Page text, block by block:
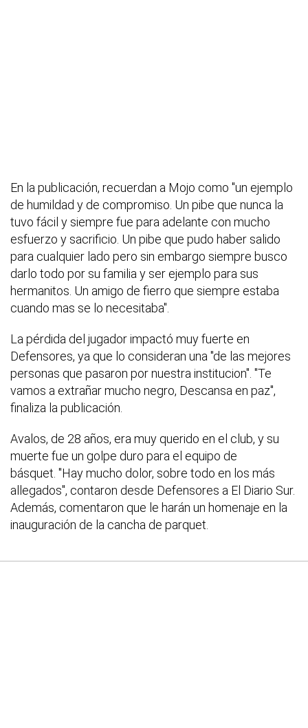
En la publicación, recuerdan a Mojo como "un ejemplo
de humildad y de compromiso. Un pibe que nunca la
tuvo fácil y siempre fue para adelante con mucho
esfuerzo y sacrificio. Un pibe que pudo haber salido
para cualquier lado pero sin embargo siempre busco
darlo todo por su familia y ser ejemplo para sus
hermanitos. Un amigo de fierro que siempre estaba
cuando mas se lo necesitaba".
La pérdida del jugador impactó muy fuerte en
Defensores, ya que lo consideran una "de las mejores
personas que pasaron por nuestra institucion". "Te
vamos a extrañar mucho negro, Descansa en paz",
finaliza la publicación.
Avalos, de 28 años, era muy querido en el club, y su
muerte fue un golpe duro para el equipo de
básquet. "Hay mucho dolor, sobre todo en los más
allegados", contaron desde Defensores a El Diario Sur.
Además, comentaron que le harán un homenaje en la
inauguración de la cancha de parquet.